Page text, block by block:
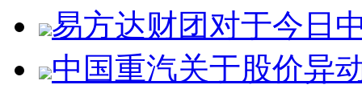
易方达财团对于今日
中国重汽关于股价异